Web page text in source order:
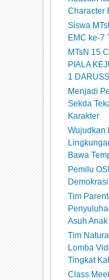
Character
Siswa
EMC ke-7
MTsN 15
PIALA
1
Menjadi
Sekda
Karakter
Wujudkan
Bawa
Pemilu
Tim
Asuh
Tim
Lomba
Tingkat
Class